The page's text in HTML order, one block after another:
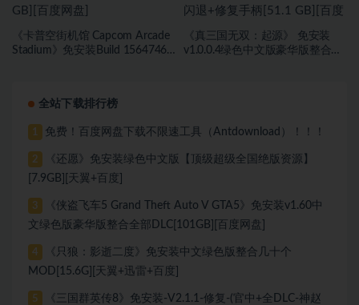
《卡普空街机馆 Capcom Arcade
Stadium》免安装Build 15647467
《真三国无双：起源》 免安装
v1.0.0.4绿色中文版豪华版整合
全站下载排行榜
1 免费！百度网盘下载不限速工具（Antdownload）！！！
2
《还愿》免安装绿色中文版【顶级超级全国绝版资源】
[7.9GB][天翼+百度]
3
《侠盗飞车5 Grand Theft Auto V GTA5》免安装v1.60中
文绿色版豪华版整合全部DLC[101GB][百度网盘]
4
《只狼：影逝二度》免安装中文绿色版整合几十个
MOD[15.6G][天翼+迅雷+百度]
5
《三国群英传8》免安装-V2.1.1-修复-(官中+全DLC-神赵